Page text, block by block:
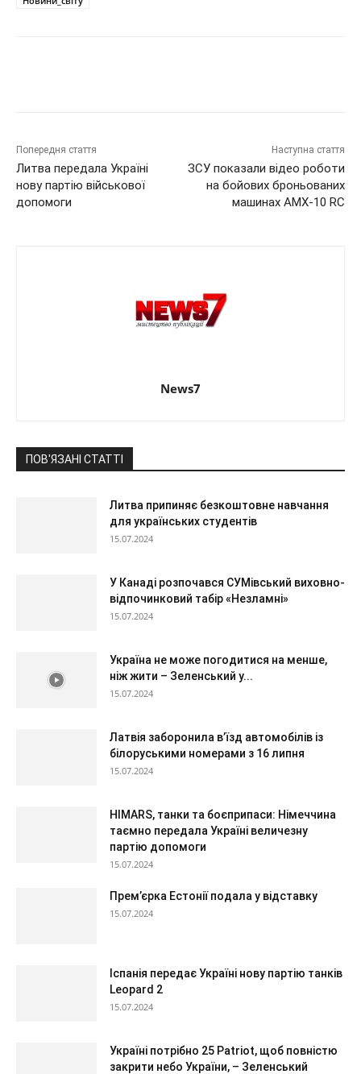
Попередня стаття
Литва передала Україні
нову партію військової
допомоги
Наступна стаття
ЗСУ показали відео роботи
на бойових броньованих
машинах AMX-10 RC
News7
ПОВ'ЯЗАНІ СТАТТІ
Литва припиняє безкоштовне навчання
для українських студентів
15.07.2024
У Канаді розпочався СУМівський виховно-
відпочинковий табір «Незламні»
15.07.2024
Україна не може погодитися на менше,
ніж жити – Зеленський у...
15.07.2024
Латвія заборонила в’їзд автомобілів із
білоруськими номерами з 16 липня
15.07.2024
HIMARS, танки та боєприпаси: Німеччина
таємно передала Україні величезну
партію допомоги
15.07.2024
Прем’єрка Естонії подала у відставку
15.07.2024
Іспанія передає Україні нову партію танків
Leopard 2
15.07.2024
Україні потрібно 25 Patriot, щоб повністю
закрити небо України, – Зеленський